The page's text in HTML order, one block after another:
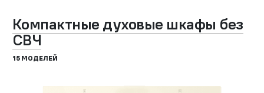
Компактные духовые шкафы без
СВЧ
15 МОДЕЛЕЙ